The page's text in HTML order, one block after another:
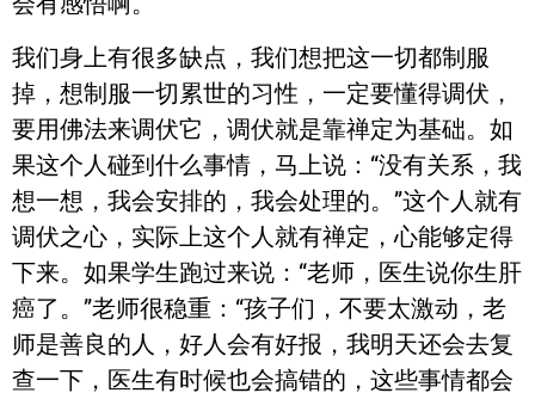
我们身上有很多缺点，我们想把这一切都制服
掉，想制服一切累世的习性，一定要懂得调伏，
要用佛法来调伏它，调伏就是靠禅定为基础。如
果这个人碰到什么事情，马上说：“没有关系，我
想一想，我会安排的，我会处理的。”这个人就有
调伏之心，实际上这个人就有禅定，心能够定得
下来。如果学生跑过来说：“老师，医生说你生肝
癌了。”老师很稳重：“孩子们，不要太激动，老
师是善良的人，好人会有好报，我明天还会去复
查一下，医生有时候也会搞错的，这些事情都会